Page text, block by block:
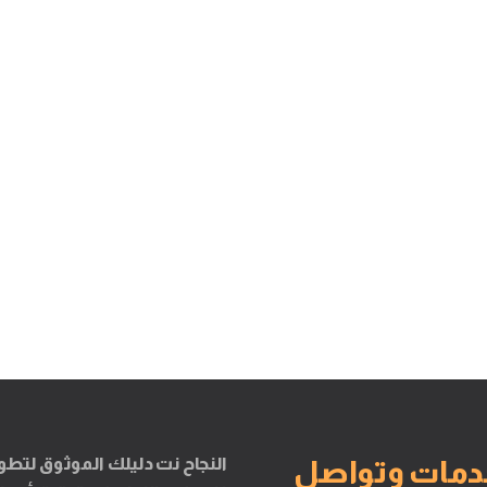
وتواصل
النجاح نت دليلك الموثوق